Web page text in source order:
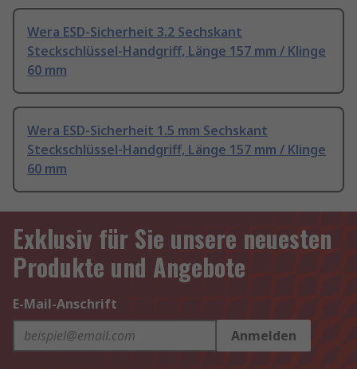
Wera ESD-Sicherheit 3.2 Sechskant
Steckschlüssel-Handgriff, Länge 157 mm / Klinge
60 mm
Wera ESD-Sicherheit 1.5 mm Sechskant
Steckschlüssel-Handgriff, Länge 157 mm / Klinge
60 mm
Exklusiv für Sie unsere neuesten
Produkte und Angebote
E-Mail-Anschrift
Anmelden